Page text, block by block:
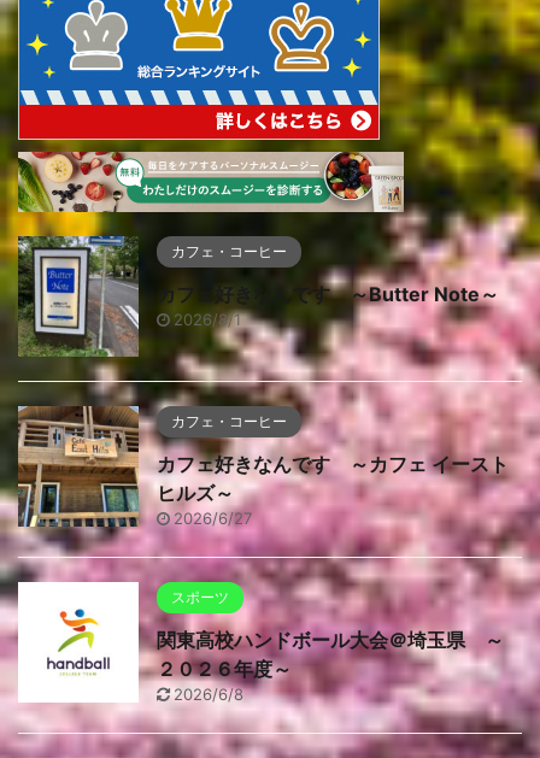
カフェ・コーヒー
カフェ好きなんです ～Butter Note～
2026/8/1
カフェ・コーヒー
カフェ好きなんです ～カフェ イースト
ヒルズ～
2026/6/27
スポーツ
関東高校ハンドボール大会＠埼玉県 ～
２０２６年度～
2026/6/8